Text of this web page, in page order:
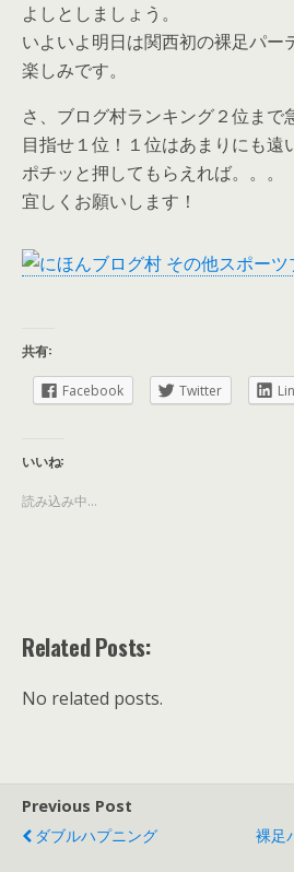
よしとしましょう。
いよいよ明日は関西初の裸足パー
楽しみです。
さ、ブログ村ランキング２位まで
目指せ１位！１位はあまりにも遠
ポチッと押してもらえれば。。。
宜しくお願いします！
共有:
Facebook Twitter
いいね:
読み込み中...
Related Posts:
No related posts.
Previous Post
ダブルハプニング
裸足